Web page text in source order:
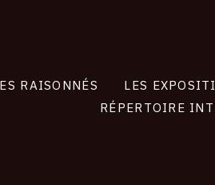
RAISONNÉS LES
RÉPERTOIRE